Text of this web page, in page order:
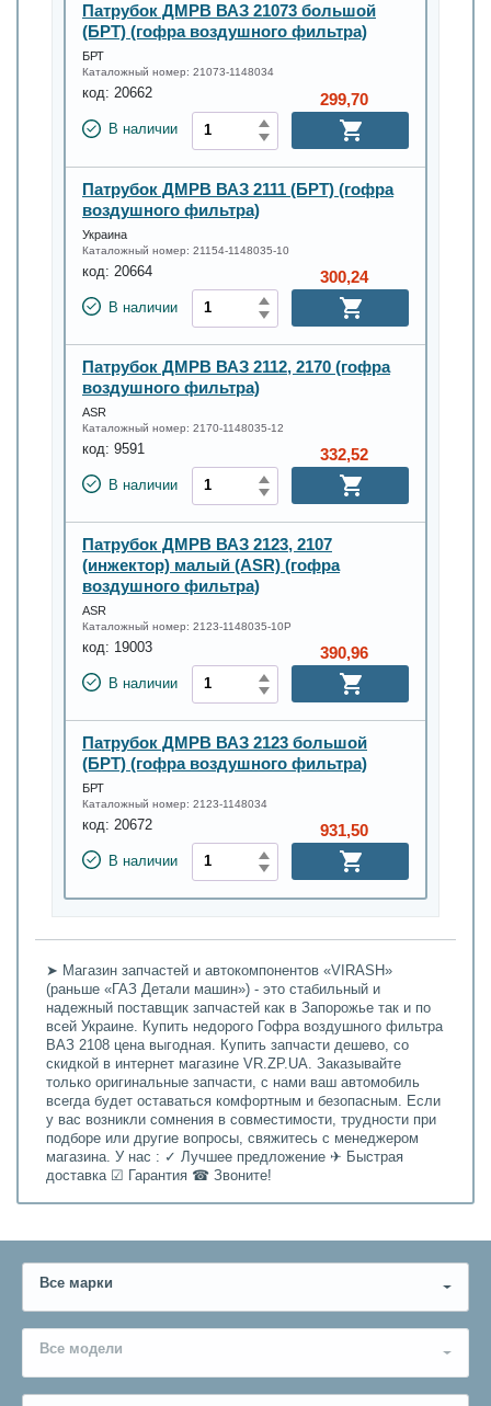
Патрубок ДМРВ ВАЗ 21073 большой
(БРТ) (гофра воздушного фильтра)
БРТ
Каталожный номер: 21073-1148034
код: 20662
В наличии
299,70
Патрубок ДМРВ ВАЗ 2111 (БРТ) (гофра
воздушного фильтра)
Украина
Каталожный номер: 21154-1148035-10
код: 20664
В наличии
300,24
Патрубок ДМРВ ВАЗ 2112, 2170 (гофра
воздушного фильтра)
ASR
Каталожный номер: 2170-1148035-12
код: 9591
В наличии
332,52
Патрубок ДМРВ ВАЗ 2123, 2107
(инжектор) малый (ASR) (гофра
воздушного фильтра)
ASR
Каталожный номер: 2123-1148035-10Р
код: 19003
В наличии
390,96
Патрубок ДМРВ ВАЗ 2123 большой
(БРТ) (гофра воздушного фильтра)
БРТ
Каталожный номер: 2123-1148034
код: 20672
В наличии
931,50
➤ Магазин запчастей и автокомпонентов «VIRASH»
(раньше «ГАЗ Детали машин») - это стабильный и
надежный поставщик запчастей как в Запорожье так и по
всей Украине. Купить недорого Гофра воздушного фильтра
ВАЗ 2108 цена выгодная. Купить запчасти дешево, со
скидкой в интернет магазине VR.ZP.UA. Заказывайте
только оригинальные запчасти, с нами ваш автомобиль
всегда будет оставаться комфортным и безопасным. Если
у вас возникли сомнения в совместимости, трудности при
подборе или другие вопросы, свяжитесь с менеджером
магазина. У нас : ✓ Лучшее предложение ✈ Быстрая
доставка ☑ Гарантия ☎ Звоните!
Все марки
Все модели